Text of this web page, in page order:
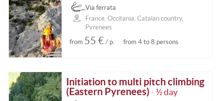
Via ferrata
France, Occitania, Catalan country,
Pyrenees
from 55 € / p. from 4 to 8 persons
Initiation to multi pitch climbing
(Eastern Pyrenees)
• ½ day